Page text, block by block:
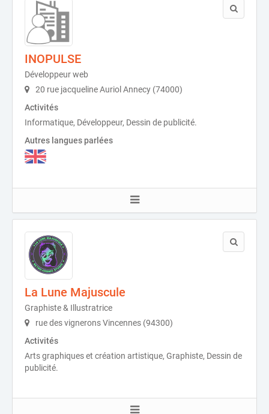
INOPULSE
Développeur web
20 rue jacqueline Auriol Annecy (74000)
Activités
Informatique, Développeur, Dessin de publicité.
Autres langues parlées
La Lune Majuscule
Graphiste & Illustratrice
rue des vignerons Vincennes (94300)
Activités
Arts graphiques et création artistique, Graphiste, Dessin de
publicité.